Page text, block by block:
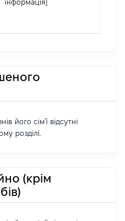
інформація]
його сім'ї відсутні
розділі.
(крім